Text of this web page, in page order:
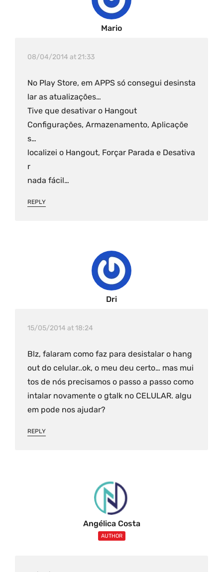
Mario
08/04/2014 at 21:33
No Play Store, em APPS só consegui desinsta
lar as atualizações…
Tive que desativar o Hangout
Configurações, Armazenamento, Aplicaçõe
s…
localizei o Hangout, Forçar Parada e Desativa
r
nada fácil…
REPLY
Dri
15/05/2014 at 18:24
Blz, falaram como faz para desistalar o hang
out do celular..ok, o meu deu certo… mas mui
tos de nós precisamos o passo a passo como
intalar novamente o gtalk no CELULAR. algu
em pode nos ajudar?
REPLY
Angélica Costa
AUTHOR